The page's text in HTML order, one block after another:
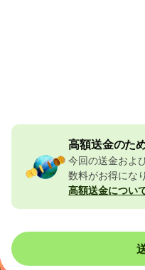
高額送金のた
今回の送金およ
数料がお得にな
高額送金につい